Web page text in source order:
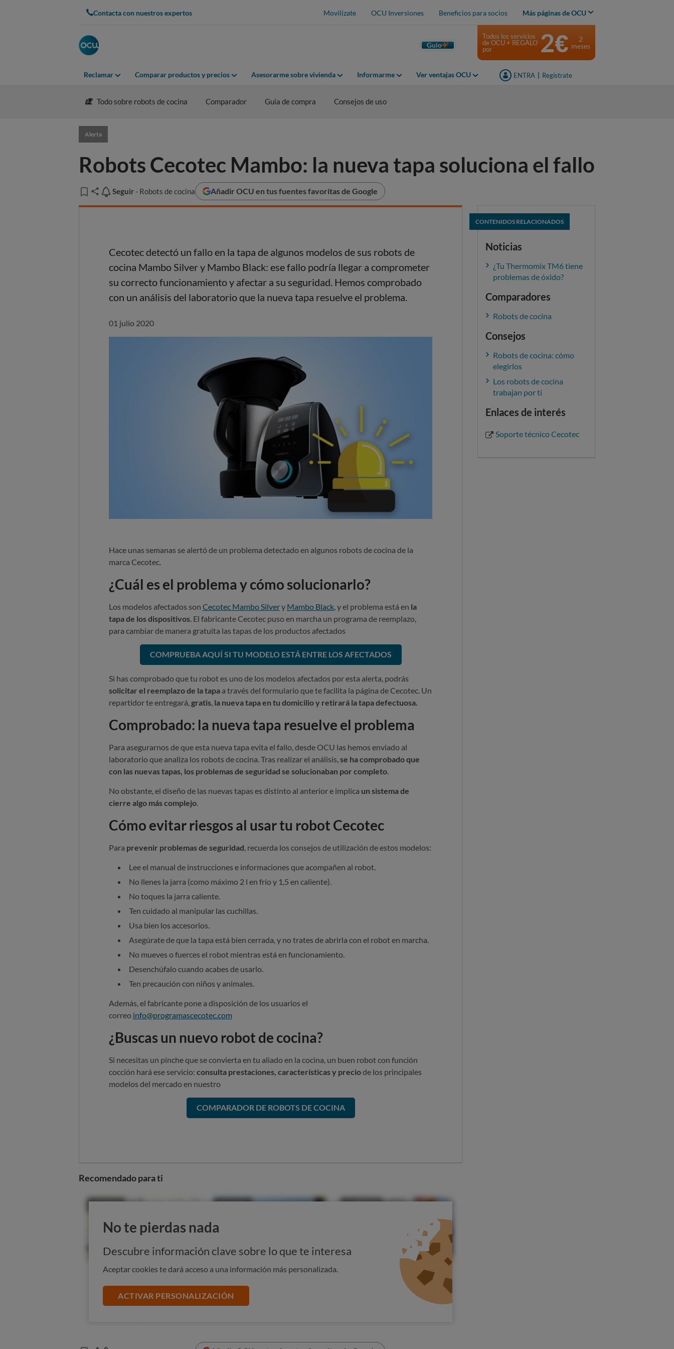
Contacta con nuestros expertos Movilízate OCU Inversiones Beneficios para socios Más páginas de OCU
Guio
Reclamar Comparar productos y precios Asesorarme sobre vivienda Informarme Ver ventajas OCU ENTRA Regístrate
Todos los servicios
de OCU + REGALO
por
2€
2
meses
Todo sobre robots de cocina Comparador Guía de compra Consejos de uso
Alerta
Robots Cecotec Mambo: la nueva tapa soluciona el fallo
Seguir
Seguir - Robots de cocina Añadir OCU en tus fuentes favoritas de Google
Cecotec detectó un fallo en la tapa de algunos modelos de sus robots de
cocina Mambo Silver y Mambo Black: ese fallopodría llegar a comprometer
su correcto funcionamientoy afectar a su seguridad. Hemos comprobado
con un análisis del laboratorio que la nueva tapa resuelve el problema.
01 julio 2020
Hace unas semanas se alertó de un problema detectado en algunos robots de cocina de la
marca Cecotec.
¿Cuál es el problema y cómo solucionarlo?
Los modelos afectados son Cecotec Mambo Silvery Mambo Black, y el problema está en la
tapa de los dispositivos. El fabricante Cecotec puso en marcha un programa de reemplazo,
para cambiar de manera gratuita las tapas de los productos afectados
COMPRUEBA AQUÍ SI TU MODELO ESTÁ ENTRE LOS AFECTADOS
Si has comprobado que tu robot es uno de los modelos afectados por esta alerta, podrás
solicitar el reemplazo de la tapaa través del formulario que te facilita la página de Cecotec. Un
repartidor te entregará, gratis, la nueva tapa en tu domicilio y retirará la tapa defectuosa.
Comprobado: la nueva tapa resuelve el problema
Para asegurarnos de que esta nueva tapa evita el fallo, desde OCU las hemos enviado al
laboratorio que analiza los robots de cocina. Tras realizar el análisis, se ha comprobado que
con las nuevas tapas, los problemas de seguridad se solucionaban por completo.
No obstante, el diseño de las nuevas tapas es distinto al anterior e implica un sistema de
cierre algo más complejo.
Cómo evitar riesgos al usar tu robot Cecotec
Para prevenir problemas de seguridad , recuerda los consejos de utilización de estos modelos:
Lee el manual de instrucciones e informaciones que acompañen al robot.
No llenes la jarra (como máximo 2 l en frío y 1,5 en caliente).
No toques la jarra caliente.
Ten cuidado al manipular las cuchillas.
Usa bien los accesorios.
Asegúrate de que la tapa está bien cerrada, y no trates de abrirla con el robot en marcha.
No mueves o fuerces el robot mientras está en funcionamiento.
Desenchúfalo cuando acabes de usarlo.
Ten precaución con niños y animales.
Además, el fabricante pone a disposición de los usuarios el
correo info@programascecotec.com
¿Buscas un nuevo robot de cocina?
Si necesitas un pinche que se convierta en tu aliado en la cocina, un buen robot con función
cocción hará ese servicio: consulta prestaciones, características y preciode los principales
modelos del mercado en nuestro
COMPARADOR DE ROBOTS DE COCINA
Recomendado para ti
No te pierdas nada
Descubre información clave sobre lo que te interesa
Aceptar cookies te dará acceso a una información más personalizada.
ACTIVAR PERSONALIZACIÓN
CONTENIDOS RELACIONADOS
Noticias
¿Tu Thermomix TM6 tiene
problemas de óxido?
Comparadores
Robots de cocina
Consejos
Robots de cocina: cómo
elegirlos
Los robots de cocina
trabajan por ti
Enlaces de interés
Soporte técnico Cecotec